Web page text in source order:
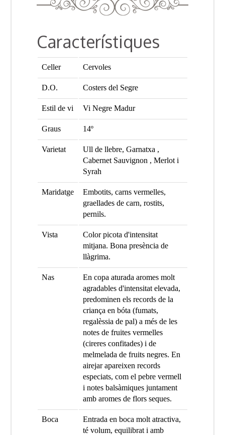
Característiques
Celler Cervoles
D.O. Costers del Segre
Estil de vi Vi Negre Madur
Graus 14º
Varietat
Ull de llebre, Garnatxa ,
Cabernet Sauvignon , Merlot i
Syrah
Maridatge
Embotits, carns vermelles,
graellades de carn, rostits,
pernils.
Vista
Color picota d'intensitat
mitjana. Bona presència de
llàgrima.
Nas
En copa aturada aromes molt
agradables d'intensitat elevada,
predominen els records de la
criança en bóta (fumats,
regalèssia de pal) a més de les
notes de fruites vermelles
(cireres confitades) i de
melmelada de fruits negres. En
airejar apareixen records
especiats, com el pebre vermell
i notes balsàmiques juntament
amb aromes de flors seques.
Boca
Entrada en boca molt atractiva,
té volum, equilibrat i amb